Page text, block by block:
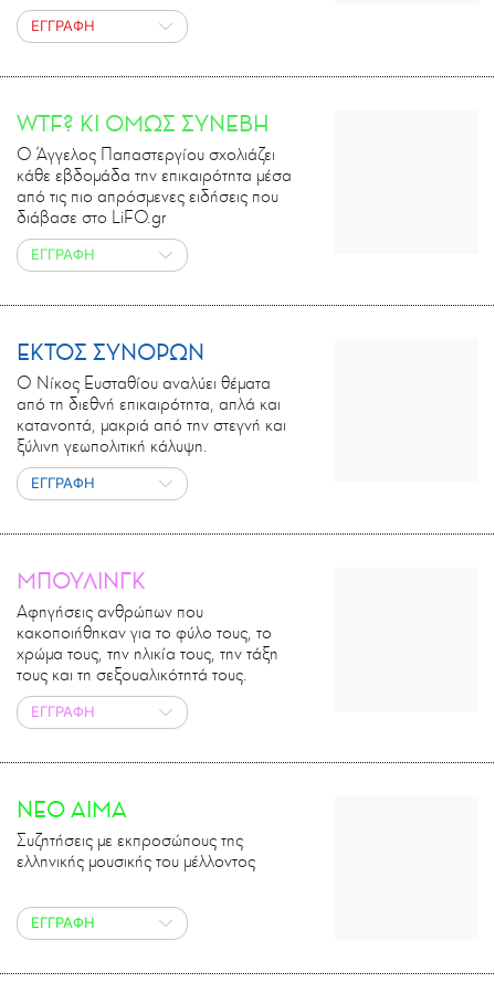
ΕΓΓΡΑΦΗ
WTF? ΚΙ ΟΜΩΣ ΣΥΝΕΒΗ
O Άγγελος Παπαστεργίου σχολιάζει
κάθε εβδομάδα την επικαιρότητα μέσα
από τις πιο απρόσμενες ειδήσεις που
διάβασε στο LiFO.gr
ΕΓΓΡΑΦΗ
ΕΚΤΟΣ ΣΥΝΟΡΩΝ
Ο Νίκος Ευσταθίου αναλύει θέματα
από τη διεθνή επικαιρότητα, απλά και
κατανοητά, μακριά από την στεγνή και
ξύλινη γεωπολιτική κάλυψη.
ΕΓΓΡΑΦΗ
ΜΠΟΥΛΙΝΓΚ
Αφηγήσεις ανθρώπων που
κακοποιήθηκαν για το φύλο τους, το
χρώμα τους, την ηλικία τους, την τάξη
τους και τη σεξουαλικότητά τους.
ΕΓΓΡΑΦΗ
ΝΕΟ ΑΙΜΑ
Συζητήσεις με εκπροσώπους της
ελληνικής μουσικής του μέλλοντος
ΕΓΓΡΑΦΗ